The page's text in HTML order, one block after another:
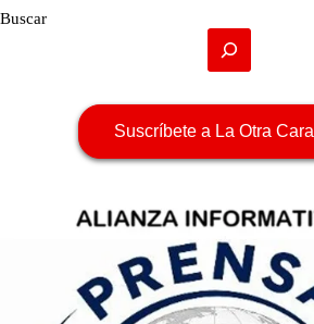
Buscar
Suscríbete a La Otra Cara